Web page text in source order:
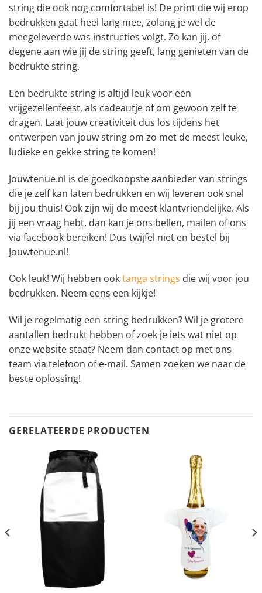
string die ook nog comfortabel is! De print die wij erop
bedrukken gaat heel lang mee, zolang je wel de
meegeleverde was instructies volgt. Zo kan jij, of
degene aan wie jij de string geeft, lang genieten van de
bedrukte string.
Een bedrukte string is altijd leuk voor een
vrijgezellenfeest, als cadeautje of om gewoon zelf te
dragen. Laat jouw creativiteit dus los tijdens het
ontwerpen van jouw string om zo met de meest leuke,
ludieke en gekke string te komen!
Jouwtenue.nl is de goedkoopste aanbieder van strings
die je zelf kan laten bedrukken en wij leveren ook snel
bij jou thuis! Ook zijn wij de meest klantvriendelijke. Als
jij een vraag hebt, dan kan je ons bellen, mailen of ons
via facebook bereiken! Dus twijfel niet en bestel bij
Jouwtenue.nl!
Ook leuk! Wij hebben ooktanga strings die wij voor jou
bedrukken. Neem eens een kijkje!
Wil je regelmatig een string bedrukken? Wil je grotere
aantallen bedrukt hebben of zoek je iets wat niet op
onze website staat? Neem dan contact op met ons
team via telefoon of e-mail. Samen zoeken we naar de
beste oplossing!
GERELATEERDE PRODUCTEN